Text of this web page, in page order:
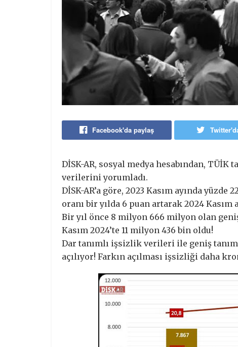
Facebook'da paylaş
DİSK-AR, sosyal medya hesabından,
verilerini yorumladı.
DİSK-AR’a göre, 2023 Kasım ayında
oranı bir yılda 6 puan artarak 2024 Kasım
Bir yıl önce 8 milyon 666 milyon olan
Kasım 2024’te 11 milyon 436 bin oldu!
Dar tanımlı işsizlik verileri ile geniş
açılıyor! Farkın açılması işsizliği daha